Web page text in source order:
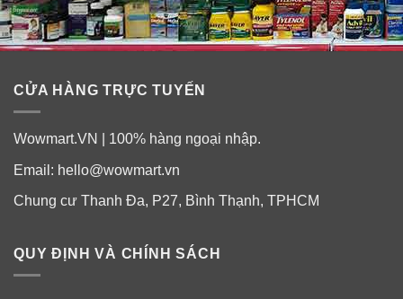
CỬA HÀNG TRỰC TUYẾN
Wowmart.VN | 100% hàng ngoại nhập.
Email: hello@wowmart.vn
Chung cư Thanh Đa, P27, Bình Thạnh, TPHCM
QUY ĐỊNH VÀ CHÍNH SÁCH